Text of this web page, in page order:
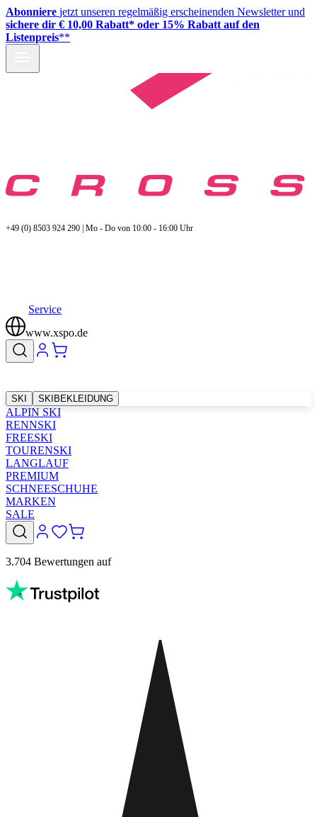
Abonniere jetzt unseren regelmäßig erscheinenden Newsletter und
sichere dir € 10,00 Rabatt* oder 15% Rabatt auf den
Listenpreis**
+49 (0) 8503 924 290 | Mo - Do von 10:00 - 16:00 Uhr
Service
www.xspo.de
SKI SKIBEKLEIDUNG
ALPIN SKI
RENNSKI
FREESKI
TOURENSKI
LANGLAUF
PREMIUM
SCHNEESCHUHE
MARKEN
SALE
3.704 Bewertungen auf